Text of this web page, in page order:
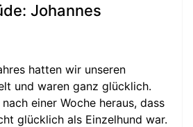
Johannes
hatten wir unseren
und waren ganz glücklich.
einer Woche heraus, dass
glücklich als Einzelhund war.